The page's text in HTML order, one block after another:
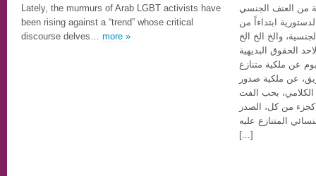
Lately, the murmurs of Arab LGBT activists have
been rising against a “trend” whose critical
discourse delves… more »
من العنف الجنسي
ابتداءاً من
الحقوق البديهية
عن ملكية متنازع
عن ملكية صدور
الكلامي، بحب الفت
من كل، الصدر
المتنازع عليه.
[...]